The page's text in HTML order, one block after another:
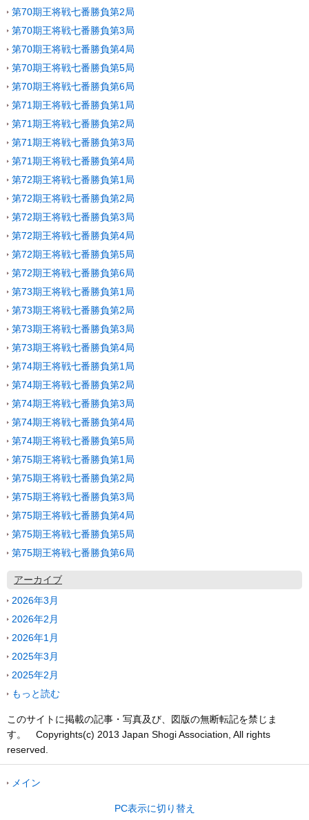
第70期王将戦七番勝負第2局
第70期王将戦七番勝負第3局
第70期王将戦七番勝負第4局
第70期王将戦七番勝負第5局
第70期王将戦七番勝負第6局
第71期王将戦七番勝負第1局
第71期王将戦七番勝負第2局
第71期王将戦七番勝負第3局
第71期王将戦七番勝負第4局
第72期王将戦七番勝負第1局
第72期王将戦七番勝負第2局
第72期王将戦七番勝負第3局
第72期王将戦七番勝負第4局
第72期王将戦七番勝負第5局
第72期王将戦七番勝負第6局
第73期王将戦七番勝負第1局
第73期王将戦七番勝負第2局
第73期王将戦七番勝負第3局
第73期王将戦七番勝負第4局
第74期王将戦七番勝負第1局
第74期王将戦七番勝負第2局
第74期王将戦七番勝負第3局
第74期王将戦七番勝負第4局
第74期王将戦七番勝負第5局
第75期王将戦七番勝負第1局
第75期王将戦七番勝負第2局
第75期王将戦七番勝負第3局
第75期王将戦七番勝負第4局
第75期王将戦七番勝負第5局
第75期王将戦七番勝負第6局
アーカイブ
2026年3月
2026年2月
2026年1月
2025年3月
2025年2月
もっと読む
このサイトに掲載の記事・写真及び、図版の無断転記を禁じま
す。 Copyrights(c) 2013 Japan Shogi Association, All rights
reserved.
メイン
PC表示に切り替え